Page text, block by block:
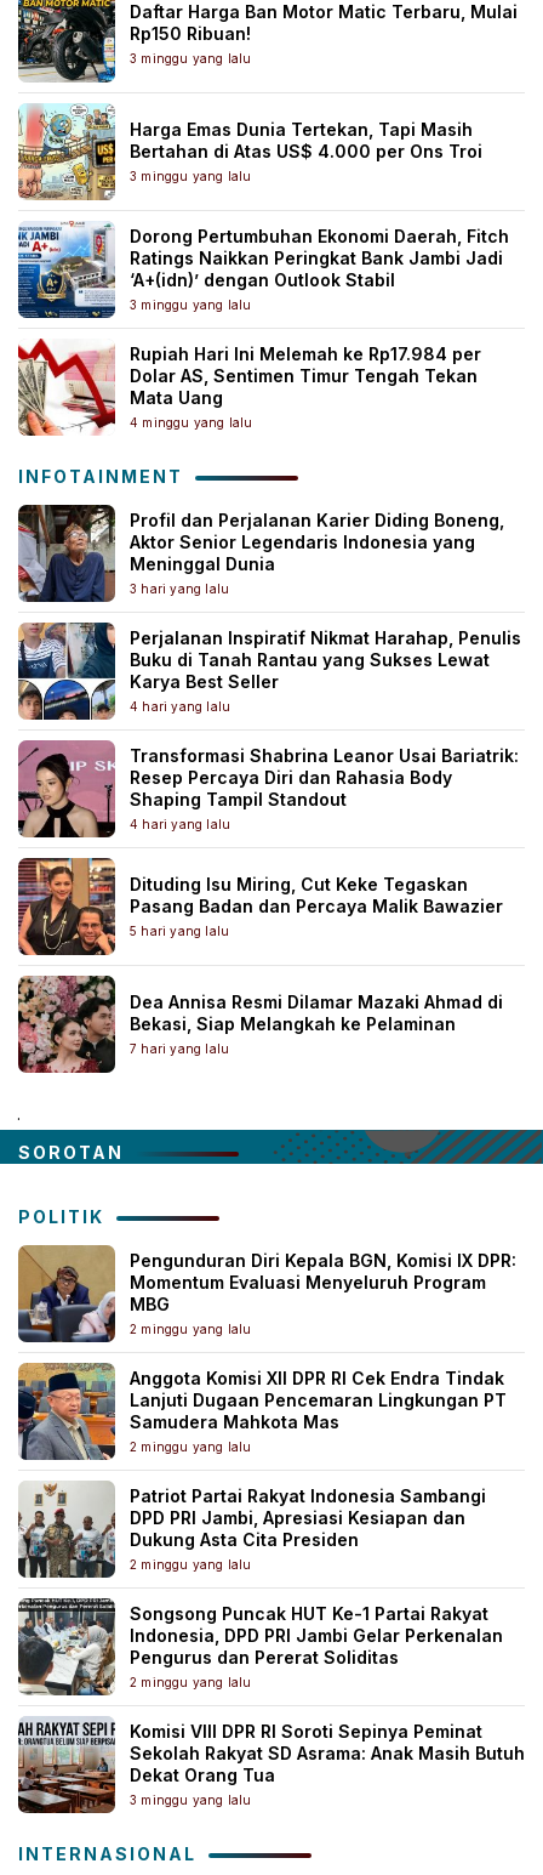
Daftar Harga Ban Motor Matic Terbaru, Mulai
Rp150 Ribuan!
3 minggu yang lalu
Harga Emas Dunia Tertekan, Tapi Masih
Bertahan di Atas US$ 4.000 per Ons Troi
3 minggu yang lalu
Dorong Pertumbuhan Ekonomi Daerah, Fitch
Ratings Naikkan Peringkat Bank Jambi Jadi
‘A+(idn)’ dengan Outlook Stabil
3 minggu yang lalu
Rupiah Hari Ini Melemah ke Rp17.984 per
Dolar AS, Sentimen Timur Tengah Tekan
Mata Uang
4 minggu yang lalu
INFOTAINMENT
Profil dan Perjalanan Karier Diding Boneng,
Aktor Senior Legendaris Indonesia yang
Meninggal Dunia
3 hari yang lalu
Perjalanan Inspiratif Nikmat Harahap, Penulis
Buku di Tanah Rantau yang Sukses Lewat
Karya Best Seller
4 hari yang lalu
Transformasi Shabrina Leanor Usai Bariatrik:
Resep Percaya Diri dan Rahasia Body
Shaping Tampil Standout
4 hari yang lalu
Dituding Isu Miring, Cut Keke Tegaskan
Pasang Badan dan Percaya Malik Bawazier
5 hari yang lalu
Dea Annisa Resmi Dilamar Mazaki Ahmad di
Bekasi, Siap Melangkah ke Pelaminan
7 hari yang lalu
.
SOROTAN
POLITIK
Pengunduran Diri Kepala BGN, Komisi IX DPR:
Momentum Evaluasi Menyeluruh Program
MBG
2 minggu yang lalu
Anggota Komisi XII DPR RI Cek Endra Tindak
Lanjuti Dugaan Pencemaran Lingkungan PT
Samudera Mahkota Mas
2 minggu yang lalu
Patriot Partai Rakyat Indonesia Sambangi
DPD PRI Jambi, Apresiasi Kesiapan dan
Dukung Asta Cita Presiden
2 minggu yang lalu
Songsong Puncak HUT Ke-1 Partai Rakyat
Indonesia, DPD PRI Jambi Gelar Perkenalan
Pengurus dan Pererat Soliditas
2 minggu yang lalu
Komisi VIII DPR RI Soroti Sepinya Peminat
Sekolah Rakyat SD Asrama: Anak Masih Butuh
Dekat Orang Tua
3 minggu yang lalu
INTERNASIONAL